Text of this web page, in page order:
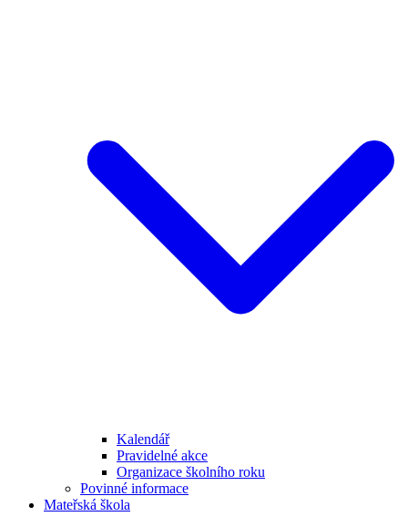
Kalendář
Pravidelné akce
Organizace školního roku
Povinné informace
Mateřská škola